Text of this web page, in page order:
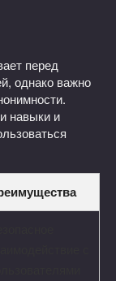
перед
однако важно
навыки и